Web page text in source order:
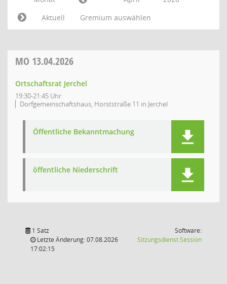
Aktuell
Gremium auswählen
MO 13.04.2026
Ortschaftsrat Jerchel
19:30-21:45 Uhr
Dorfgemeinschaftshaus, Horststraße 11 in Jerchel
Öffentliche Bekanntmachung
öffentliche Niederschrift
1 Satz
Letzte Änderung: 07.08.2026
17:02:15
Software:
SitzungsdienstSession(Wird in